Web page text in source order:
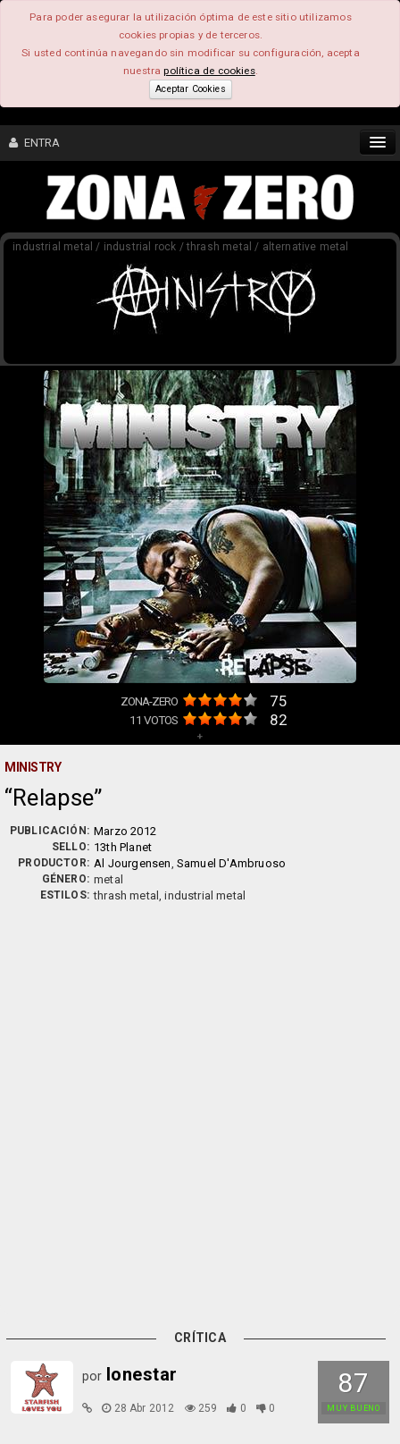
Para poder asegurar la utilización óptima de este sitio utilizamos
cookies propias y de terceros.
Si usted continúa navegando sin modificar su configuración, acepta
nuestrapolítica de cookies.
Aceptar Cookies
ENTRA
CONTENIDO
industrial metal / industrial rock / thrash metal / alternative metal
ZONA-ZERO 75
11 VOTOS 82
+
MINISTRY
Relapse
PUBLICACIÓN: Marzo 2012
SELLO: 13th Planet
PRODUCTOR: Al Jourgensen, Samuel D'Ambruoso
GÉNERO: metal
ESTILOS: thrash metal, industrial metal
CRÍTICA
87
MUY BUENO
por lonestar
28 Abr 2012 259 0 0